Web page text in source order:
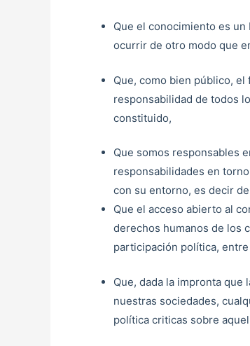
Que el conocimiento es
ocurrir de otro modo que
Que, como bien público,
responsabilidad de todos
constituido,
Que somos responsables
responsabilidades en
con su entorno, es decir
Que el acceso abierto al
derechos humanos de los
participación política,
Que, dada la impronta
nuestras sociedades,
política criticas sobre